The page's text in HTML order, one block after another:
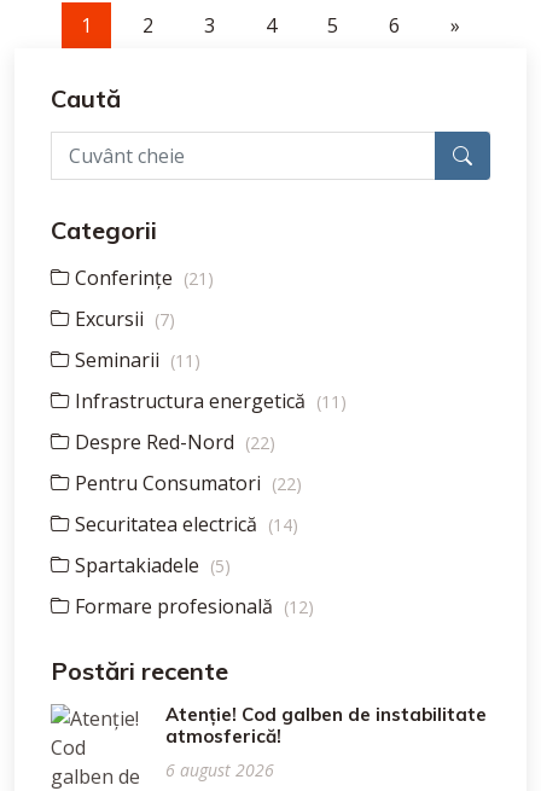
1 2 3 4 5 6 »
Caută
Categorii
Conferințe (21)
Excursii (7)
Seminarii (11)
Infrastructura energetică (11)
Despre Red-Nord (22)
Pentru Consumatori (22)
Securitatea electrică (14)
Spartakiadele (5)
Formare profesională (12)
Postări recente
Atenție! Cod galben de instabilitate
atmosferică!
6 august 2026